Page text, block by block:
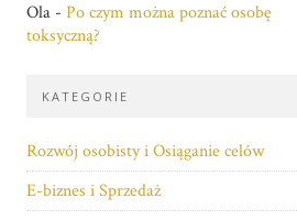
Ola - Po czym można poznać osobę
toksyczną?
KATEGORIE
Rozwój osobisty i Osiąganie celów
E-biznes i Sprzedaż